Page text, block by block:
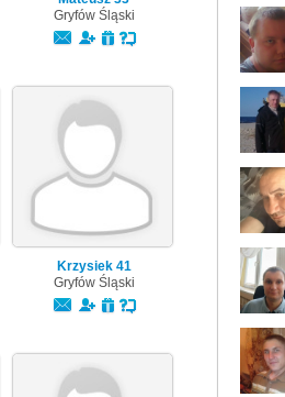
Gryfów Śląski
Krzysiek 41
Gryfów Śląski